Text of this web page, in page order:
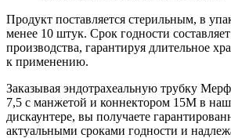
Продукт поставляется стерильным, в
менее 10 штук. Срок годности
производства, гарантируя длительное
к применению.
Заказывая эндотрахеальную трубку
7,5 с манжетой и коннектором 15М в
дискаунтере, вы получаете
актуальными сроками годности и